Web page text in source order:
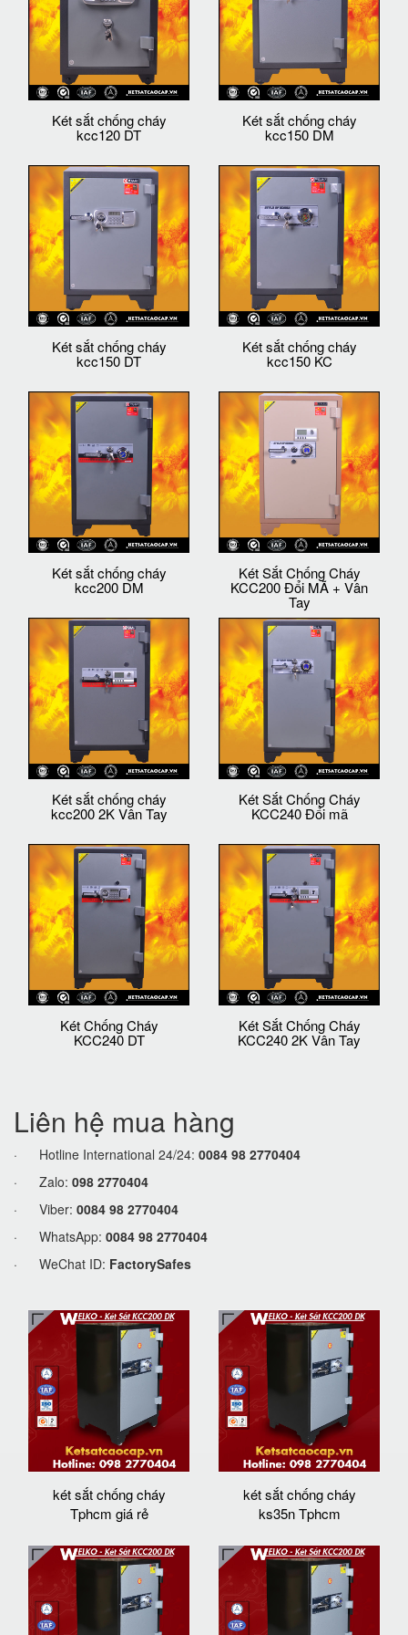
Két sắt chống cháy
kcc120 DT
Két sắt chống cháy
kcc150 DM
Két sắt chống cháy
kcc150 DT
Két sắt chống cháy
kcc150 KC
Két sắt chống cháy
kcc200 DM
Két Sắt Chống Cháy
KCC200 Đổi MÃ + Vân
Tay
Két sắt chống cháy
kcc200 2K Vân Tay
Két Sắt Chống Cháy
KCC240 Đổi mã
Két Chống Cháy
KCC240 DT
Két Sắt Chống Cháy
KCC240 2K Vân Tay
Liên hệ mua hàng
· Hotline International 24/24: 0084 98 2770404
· Zalo: 098 2770404
· Viber: 0084 98 2770404
· WhatsApp: 0084 98 2770404
· WeChat ID: FactorySafes
két sắt chống cháy
Tphcm giá rẻ
két sắt chống cháy
ks35n Tphcm